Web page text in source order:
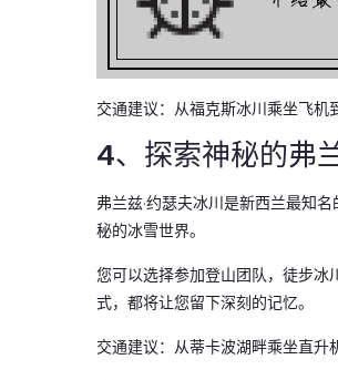
交通建议：从福克斯冰川乘坐飞机
4、探索神秘的弗
弗兰兹·约瑟夫冰川是新西兰最知
秘的冰雪世界。
您可以选择参加登山团队，徒步冰
式，都将让您留下深刻的记忆。
交通建议：从蒂卡波湖畔乘坐直升